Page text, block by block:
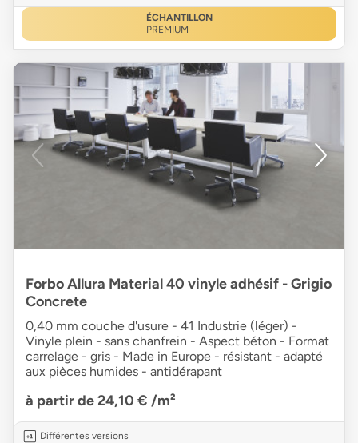
ÉCHANTILLON
PREMIUM
Forbo Allura Material 40 vinyle adhésif - Grigio
Concrete
0,40 mm couche d'usure - 41 Industrie (léger) -
Vinyle plein - sans chanfrein - Aspect béton - Format
carrelage - gris - Made in Europe - résistant - adapté
aux pièces humides - antidérapant
à partir de 24,10 € /m²
Différentes versions